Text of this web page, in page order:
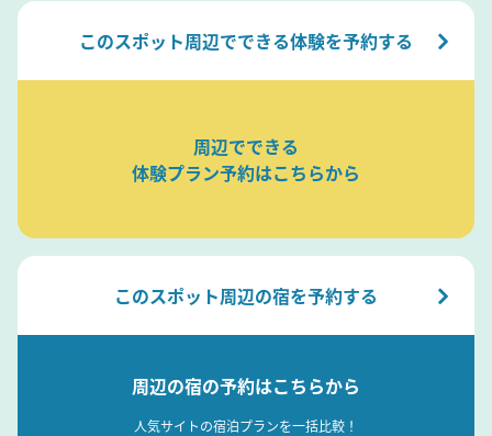
このスポット周辺でできる体験を予約する
周辺でできる
体験プラン予約はこちらから
このスポット周辺の宿を予約する
周辺の宿の予約はこちらから
人気サイトの宿泊プランを一括比較！